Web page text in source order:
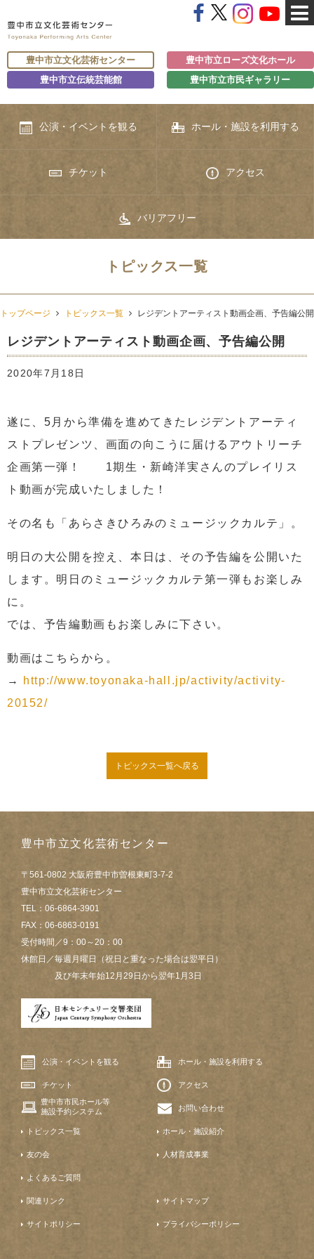
豊中市立文化芸術センター
豊中市立ローズ文化ホール
豊中市立伝統芸能館
豊中市立市民ギャラリー
公演・イベントを観る ホール・施設を利用する
チケット アクセス
バリアフリー
トピックス一覧
トップページ トピックス一覧 レジデントアーティスト動画企画、予告編公開
レジデントアーティスト動画企画、予告編公開
2020年7月18日
遂に、5月から準備を進めてきたレジデントアーティ
ストプレゼンツ、画面の向こうに届けるアウトリーチ
企画第一弾！ 1期生・新崎洋実さんのプレイリス
ト動画が完成いたしました！
その名も「あらさきひろみのミュージックカルテ」。
明日の大公開を控え、本日は、その予告編を公開いた
します。明日のミュージックカルテ第一弾もお楽しみ
に。
では、予告編動画もお楽しみに下さい。
動画はこちらから。
→
http://www.toyonaka-hall.jp/activity/activity-
20152/
トピックス一覧へ戻る
豊中市立文化芸術センター
〒561-0802 大阪府豊中市曽根東町3-7-2
豊中市立文化芸術センター
TEL：06-6864-3901
FAX：06-6863-0191
受付時間／9：00～20：00
休館日／毎週月曜日（祝日と重なった場合は翌平日）
及び年末年始12月29日から翌年1月3日
公演・イベントを観る ホール・施設を利用する
チケット
アクセス
豊中市市民ホール等
施設予約システム
お問い合わせ
トピックス一覧 ホール・施設紹介
友の会 人材育成事業
よくあるご質問
関連リンク サイトマップ
サイトポリシー プライバシーポリシー